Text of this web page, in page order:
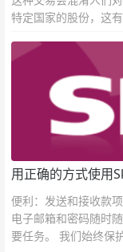
特定国家的股份，这
用正确的方式使用
便利：发送和接收款
电子邮箱和密码随时
要任务。 我们始终保